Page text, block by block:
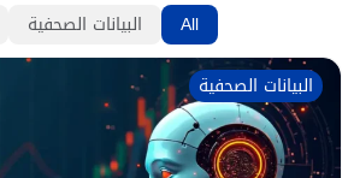
All البيانات الصحفية
البيانات الصحفية